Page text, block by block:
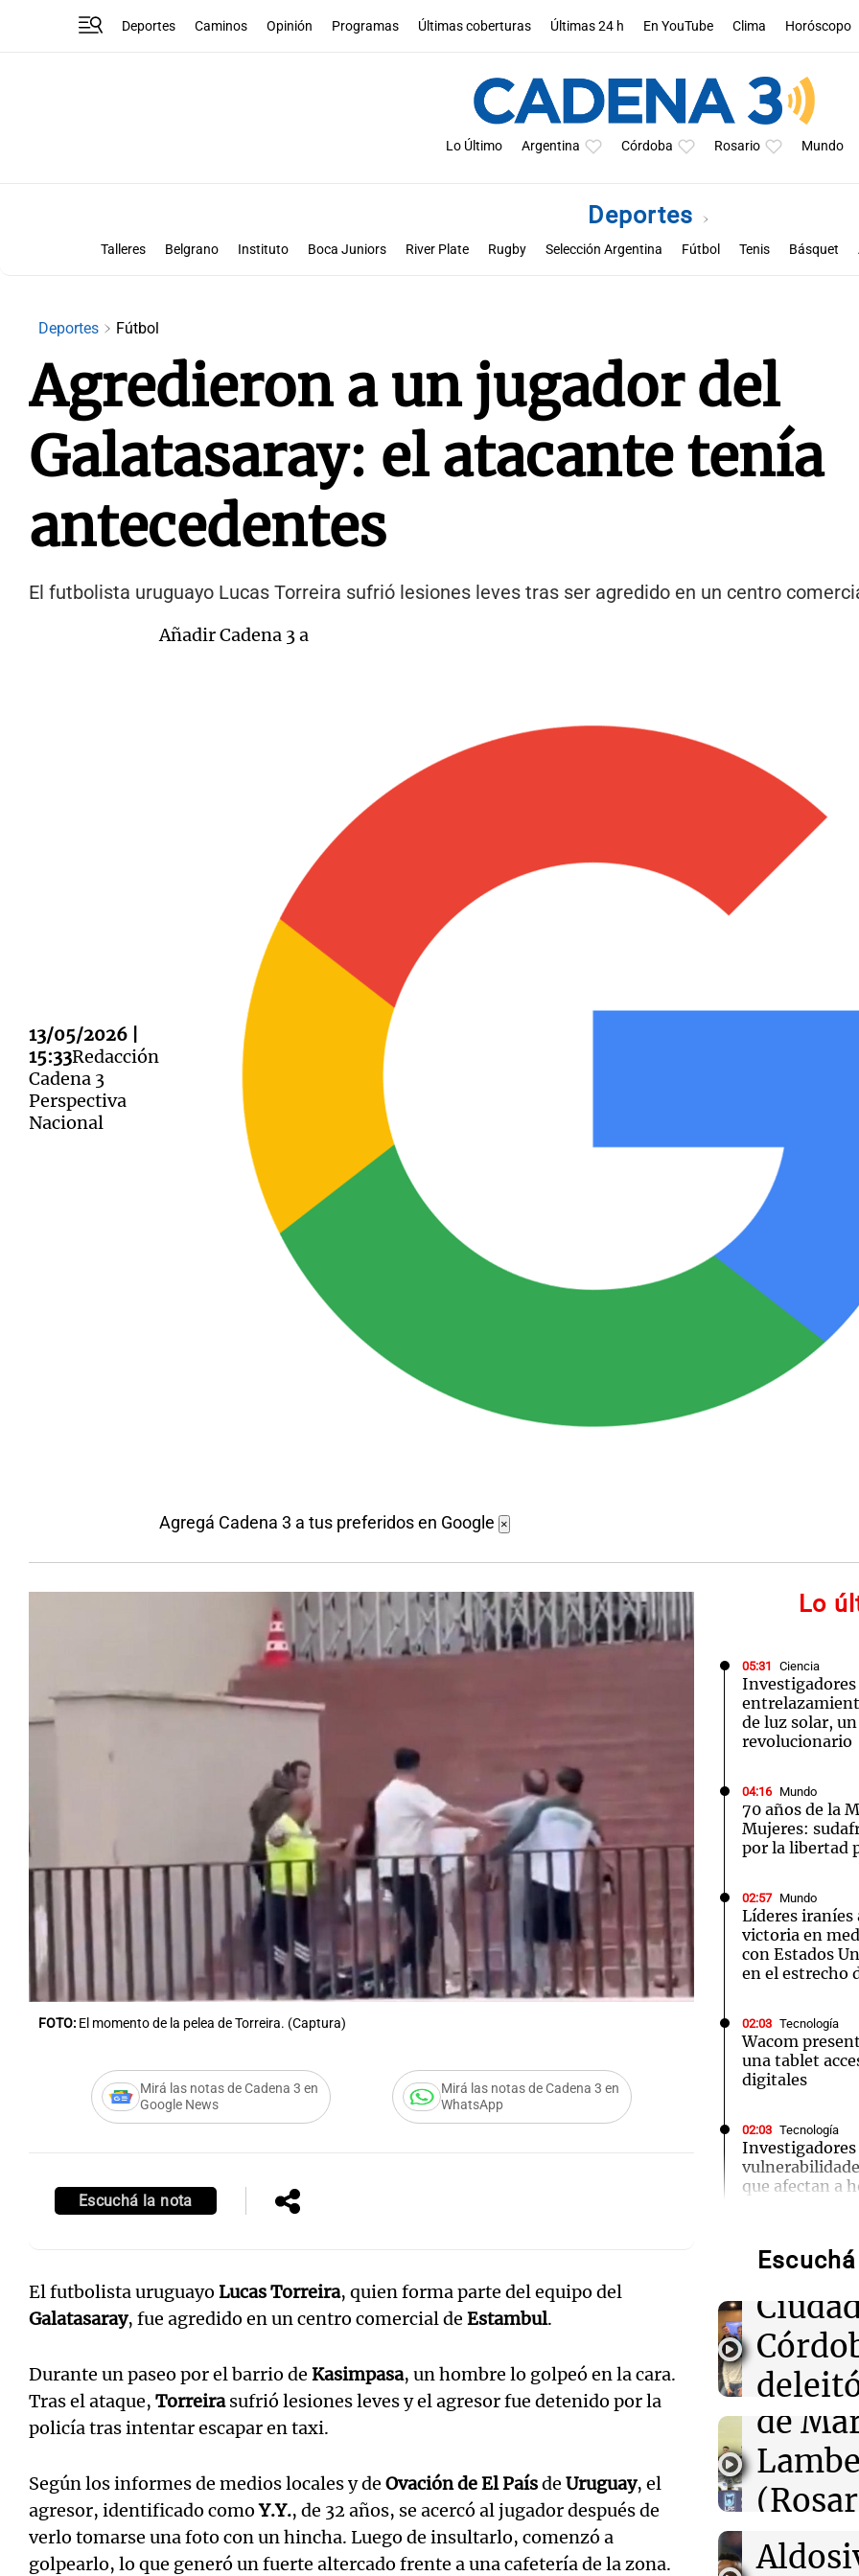
Deportes Caminos Opinión Programas Últimas coberturas Últimas 24 h En YouTube Clima Horóscopo
Lo Último Argentina Córdoba Rosario Mundo
Deportes
Talleres Belgrano Instituto Boca Juniors River Plate Rugby Selección Argentina Fútbol Tenis Básquet
Deportes Fútbol
Agredieron a un jugador del
Galatasaray: el atacante tenía
antecedentes
El futbolista uruguayo Lucas Torreira sufrió lesiones leves tras ser agredido en un centro
13/05/2026 |
15:33Redacción
Cadena 3
Perspectiva
Nacional
Añadir Cadena 3 a
Agregá Cadena 3 a tus preferidos en Google ×
FOTO: El momento de la pelea de Torreira. (Captura)
Mirá las notas de Cadena 3 en
Google News
Mirá las notas de Cadena 3 en
WhatsApp
Escuchá la nota
El futbolista uruguayo Lucas Torreira, quien forma parte del equipo del
Galatasaray, fue agredido en un centro comercial de Estambul.
Durante un paseo por el barrio de Kasimpasa, un hombre lo golpeó en la cara.
Tras el ataque, Torreirasufrió lesiones leves y el agresor fue detenido por la
policía tras intentar escapar en taxi.
Según los informes de medios locales y de Ovación de El Paísde Uruguay, el
agresor, identificado comoY.Y., de 32 años, se acercó al jugador después de
verlo tomarse una foto con un hincha. Luego de insultarlo, comenzó a
golpearlo, lo que generó un fuerte altercado frente a una cafetería de la zona.
Lo
05:31 Ciencia
de luz solar,
revolucionario
04:16 Mundo
70 años de la
Mujeres:
por la libertad
02:57 Mundo
Líderes iraníes
victoria en
con Estados
en el estrecho
02:03 Tecnología
Wacom
una tablet
digitales
02:03 Tecnología
que afectan a
01:49 Mundo
Trump vuelve
nuevas
01:31 Ciencia
Descubren
cuerpo de
hielo de 5.300
00:55 Mundo
China se
Dolphin;
provincias
Audio.
radio
tango
Episodios
Audio.
de
de
Audio.
de
Audio.
Editorial
Notas
Mundial 2026 La Sole en Cadena 3 Cadena 3